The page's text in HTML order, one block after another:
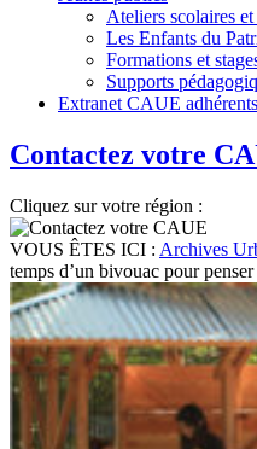
Ateliers scolaires
Les Enfants du
Formations et
Supports
Extranet CAUE adhérents
Contactez votre
Cliquez sur votre région :
VOUS ÊTES ICI : Archives
temps d’un bivouac pour